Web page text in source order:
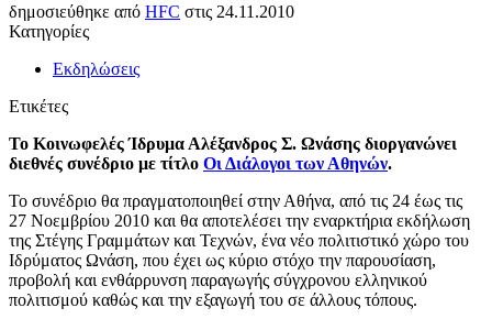
δημοσιεύθηκε από HFC στις 24.11.2010
Κατηγορίες
Εκδηλώσεις
Ετικέτες
Το Κοινωφελές Ίδρυμα Αλέξανδρος Σ. Ωνάσης διοργανώνει
διεθνές συνέδριο με τίτλο Οι Διάλογοι των Αθηνών.
Το συνέδριο θα πραγματοποιηθεί στην Αθήνα, από τις 24 έως τις
27 Νοεμβρίου 2010 και θα αποτελέσει την εναρκτήρια εκδήλωση
της Στέγης Γραμμάτων και Τεχνών, ένα νέο πολιτιστικό χώρο του
Ιδρύματος Ωνάση, που έχει ως κύριο στόχο την παρουσίαση,
προβολή και ενθάρρυνση παραγωγής σύγχρονου ελληνικού
πολιτισμού καθώς και την εξαγωγή του σε άλλους τόπους.